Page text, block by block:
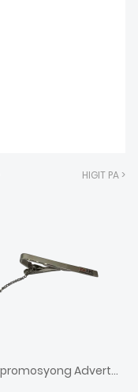
HIGIT PA >
Pampromosyong Advertising Tie Clip Bar Tie Tack With Chain